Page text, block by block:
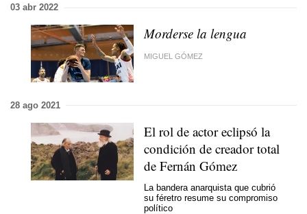
03 abr 2022
Morderse la lengua
MIGUEL GÓMEZ
28 ago 2021
El rol de actor eclipsó la
condición de creador total
de Fernán Gómez
La bandera anarquista que cubrió
su féretro resume su compromiso
político